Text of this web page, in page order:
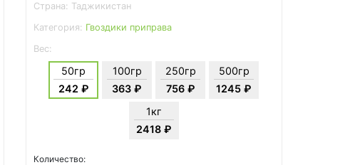
Страна: Таджикистан
Категория: Гвоздики приправа
Вес:
50гр
242 ₽
100гр
363 ₽
250гр
756 ₽
500гр
1245 ₽
1кг
2418 ₽
Количество: